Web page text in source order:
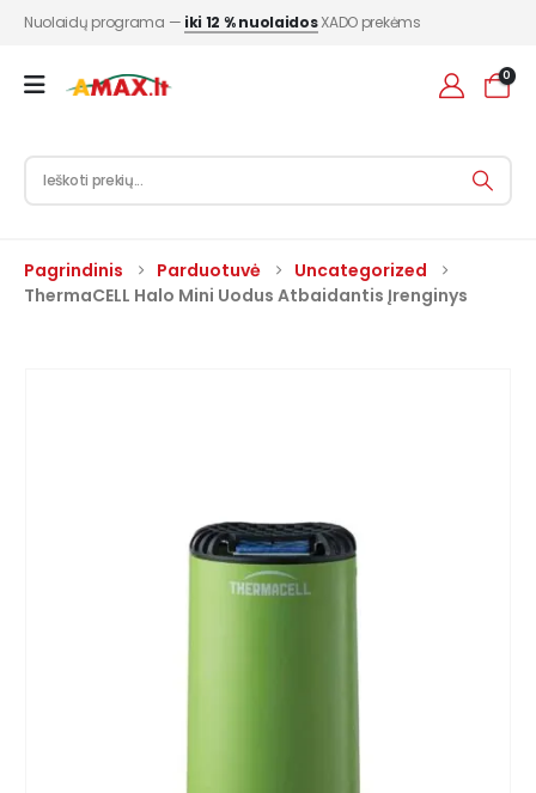
Nuolaidų programa — iki 12 % nuolaidosXADO prekėms
0
Pagrindinis Parduotuvė
Uncategorized
ThermaCELL Halo Mini Uodus Atbaidantis Įrenginys